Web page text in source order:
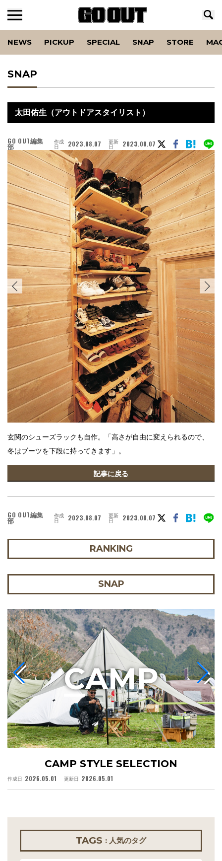
NEWS PICKUP SPECIAL SNAP STORE
SNAP
太田佑生（アウトドアスタイリスト）
GO OUT編集
部
作成
日 2023.08.07 更新
日 2023.08.07
玄関のシューズラックも自作。「高さが自由に変えられるので、
冬はブーツを下段に持ってきます」。
記事に戻る
GO OUT編集
部
作成
日 2023.08.07 更新
日 2023.08.07
RANKING
SNAP
CAMP STYLE SELECTION
作成日 2026.05.01 更新日 2026.05.01
CAMP
TAGS : 人気のタグ